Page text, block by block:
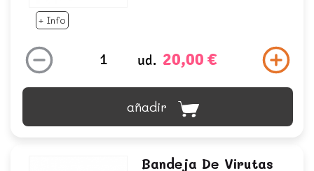
+ Info
ud. 20,00 €
añadir
Bandeja De Virutas